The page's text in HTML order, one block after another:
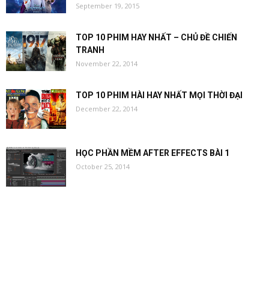
September 19, 2015
TOP 10 PHIM HAY NHẤT – CHỦ ĐỀ CHIẾN
TRANH
November 22, 2014
TOP 10 PHIM HÀI HAY NHẤT MỌI THỜI ĐẠI
December 22, 2014
HỌC PHẦN MỀM AFTER EFFECTS BÀI 1
October 25, 2014